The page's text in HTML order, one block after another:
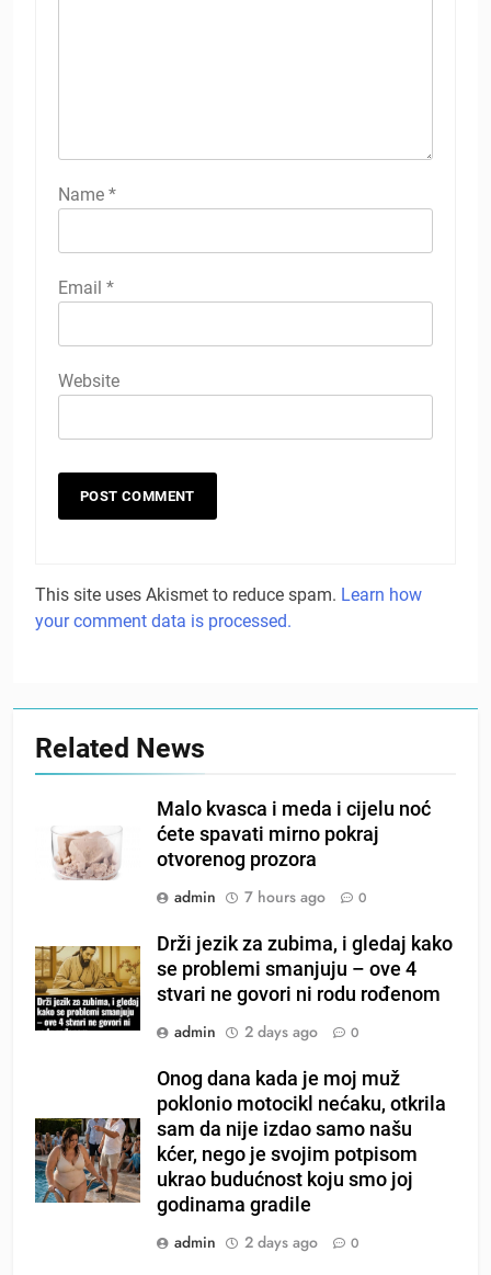
Name *
Email *
Website
This site uses Akismet to reduce spam. Learn how
your comment data is processed.
Related News
Malo kvasca i meda i cijelu noć
ćete spavati mirno pokraj
otvorenog prozora
admin
7 hours ago 0
Drži jezik za zubima, i gledaj kako
se problemi smanjuju – ove 4
stvari ne govori ni rodu rođenom
admin
2 days ago 0
Onog dana kada je moj muž
poklonio motocikl nećaku, otkrila
sam da nije izdao samo našu
kćer, nego je svojim potpisom
ukrao budućnost koju smo joj
godinama gradile
admin
2 days ago 0